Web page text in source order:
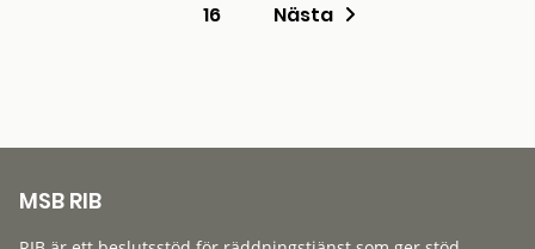
16
Nästa
MSB RIB